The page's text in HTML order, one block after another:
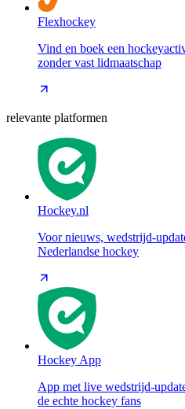
Flexhockey
Vind en boek een
zonder vast lidmaatschap
relevante platformen
Hockey.nl
Voor nieuws, wedstrijd-
Nederlandse hockey
Hockey App
App met live wedstrijd-
de echte hockey fans